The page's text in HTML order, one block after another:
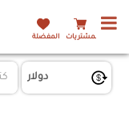
المشتريات المفضلة